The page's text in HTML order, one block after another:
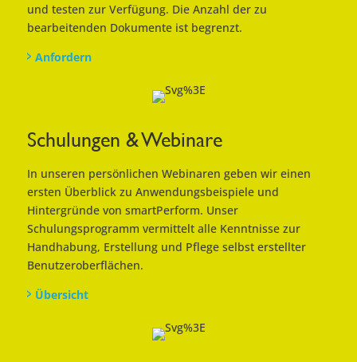
und testen zur Verfügung. Die Anzahl der zu
bearbeitenden Dokumente ist begrenzt.
Anfordern
Schulungen & Webinare
In unseren persönlichen Webinaren geben wir einen
ersten Überblick zu Anwendungsbeispiele und
Hintergründe von smartPerform. Unser
Schulungsprogramm vermittelt alle Kenntnisse zur
Handhabung, Erstellung und Pflege selbst erstellter
Benutzeroberflächen.
Übersicht